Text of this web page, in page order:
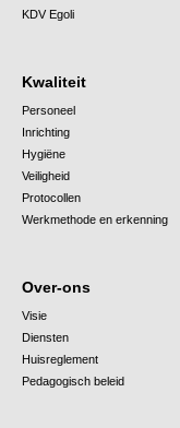
KDV Egoli
Kwaliteit
Personeel
Inrichting
Hygiëne
Veiligheid
Protocollen
Werkmethode en erkenning
Over-ons
Visie
Diensten
Huisreglement
Pedagogisch beleid